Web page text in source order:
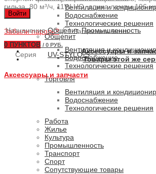
Войти
Забыли пароль? Запомнить меня
0 ПУНКТОВ / 0 РУБ.
Вентиляция и
Водоснабжение
Технологические решения
Общепит
Вентиляция и
Водоснабжение
Технологические решения
Торговля
Вентиляция и
Водоснабжение
Технологические решения
Работа
Жилье
Культура
Промышленность
Транспорт
Спорт
Сопутствующие товары
гильза, 80 м³/ч, 11W-HO, длина лампы 196
Назначение Общепит,Промышленность
Серия UV-STYLO-SАксессуары и
Товары этой же
Аксессуары и запчасти